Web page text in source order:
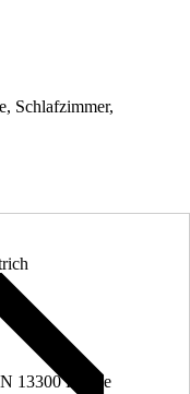
Schlafzimmer,
13300 Klasse